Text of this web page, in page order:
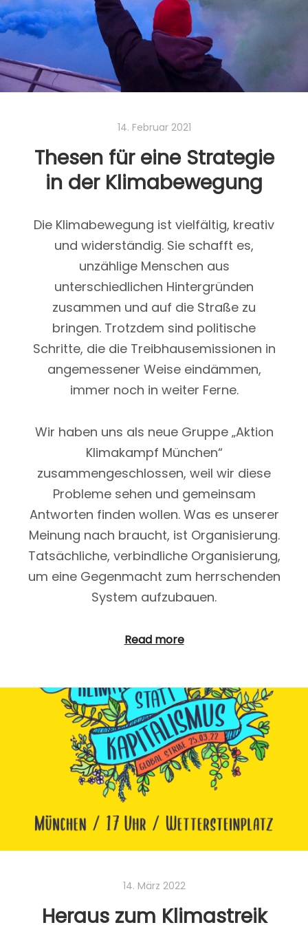
26. März 2022
Kämpferischer Klimastreik
durch Giesing
Gestern zum globalen Klimastreik sind
bundesweit tausende Menschen auf die
Straße gegangen. Wir haben in München
an der ausdrucksstarken Demonstration
teilgenommen.
Read more
14. März 2022
Heraus zum Klimastreik
14. Februar 2021
Thesen für eine Strategie
in der Klimabewegung
Die Klimabewegung ist vielfältig, kreativ
und widerständig. Sie schafft es,
unzählige Menschen aus
unterschiedlichen Hintergründen
zusammen und auf die Straße zu
bringen. Trotzdem sind politische
Schritte, die die Treibhausemissionen in
angemessener Weise eindämmen,
immer noch in weiter Ferne.
Wir haben uns als neue Gruppe „Aktion
Klimakampf München“
zusammengeschlossen, weil wir diese
Probleme sehen und gemeinsam
Antworten finden wollen. Was es unserer
Meinung nach braucht, ist Organisierung.
Tatsächliche, verbindliche Organisierung,
um eine Gegenmacht zum herrschenden
System aufzubauen.
Read more